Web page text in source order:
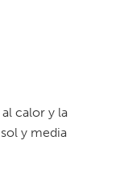
calor y la
y media